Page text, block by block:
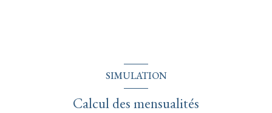
SIMULATION
Calcul des mensualités